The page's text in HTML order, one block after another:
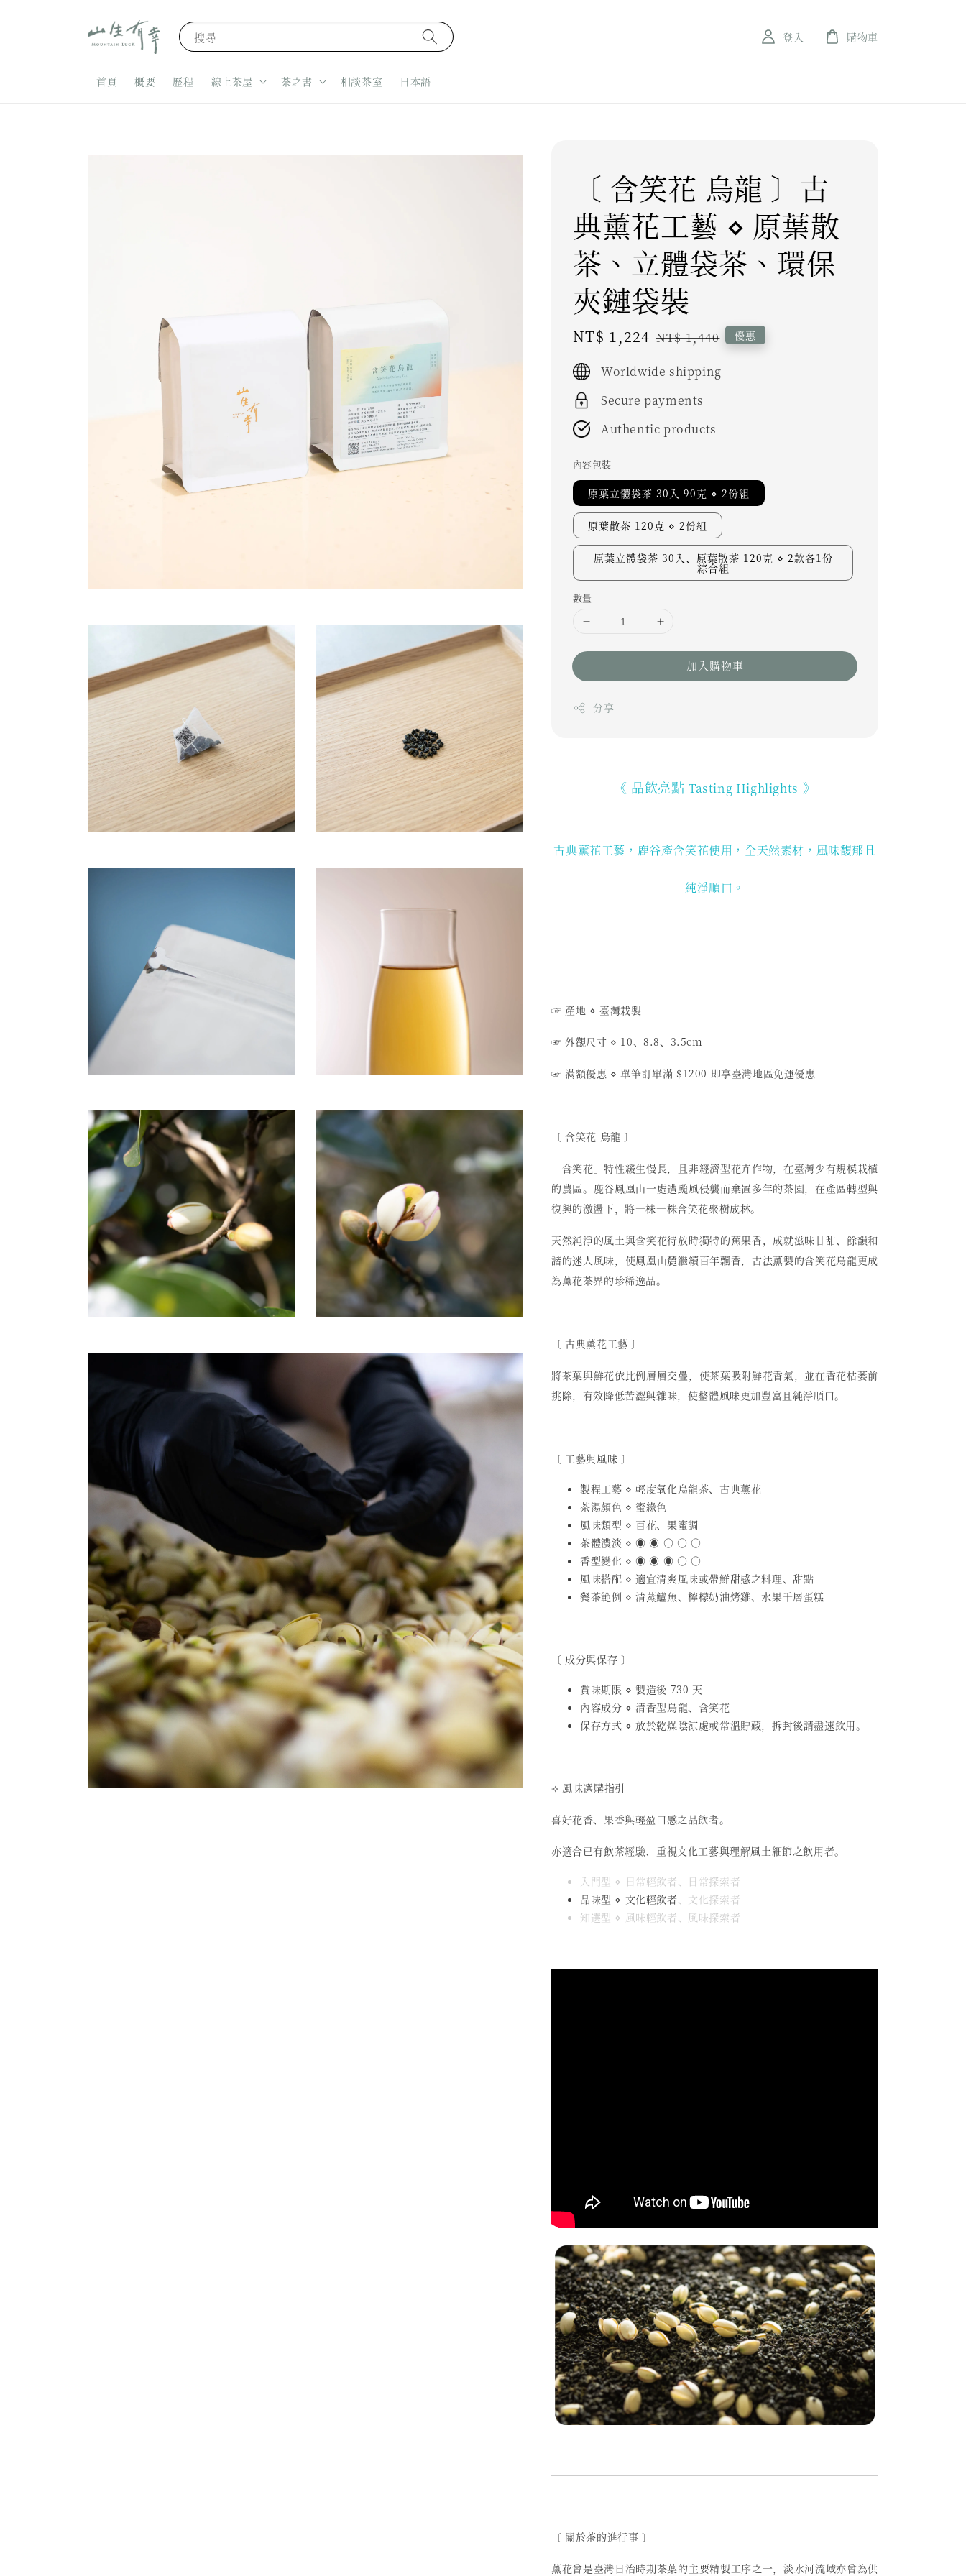
搜尋
首頁 概要 歷程 線上茶屋 茶之書 相談茶室 日本語
登入 購物車
〔 含笑花 烏龍 〕古
典薰花工藝 ⋄ 原葉散
茶、立體袋茶、環保
夾鏈袋裝
Sale
price
NT$ 1,224 Regular
NT$ 1,440 優惠
Worldwide shipping
Secure payments
Authentic products
內容包裝
原葉立體袋茶 30入 90克 ⋄ 2份組
原葉散茶 120克 ⋄ 2份組
原葉立體袋茶 30入、原葉散茶 120克 ⋄ 2款各1份
綜合組
數量
加入購物車
分享
《 品飲亮點Tasting Highlights 》
古典薰花工藝，鹿谷產含笑花使用 ，全天然素材，風味馥郁且
純淨順口。
☞ 產地 ⋄ 臺灣栽製
☞ 外觀尺寸 ⋄ 10、8.8、3.5cm
☞ 滿額優惠 ⋄ 單筆訂單滿 $1200 即享臺灣地區免運優惠
〔 含笑花 烏龍 〕
「含笑花」特性緩生慢長，且非經濟型花卉作物，在臺灣少有規模栽植
的農區。鹿谷鳳凰山一處遭颱風侵襲而棄置多年的茶園，在產區轉型與
復興的激盪下，將一株一株含笑花聚樹成林。
天然純淨的風土與含笑花待放時獨特的蕉果香，成就滋味甘甜、餘韻和
諧的迷人風味，使鳳凰山麓繼續百年飄香，古法薰製的含笑花烏龍更成
為薰花茶界的珍稀逸品。
〔 古典薰花工藝〕
將茶葉與鮮花依比例層層交疊，使茶葉吸附鮮花香氣，並在香花枯萎前
挑除，有效降低苦澀與雜味，使整體風味更加豐富且純淨順口。
〔 工藝與風味 〕
製程工藝 ⋄ 輕度氧化烏龍茶、古典薰花
茶湯顏色 ⋄ 蜜綠色
風味類型 ⋄ 百花、果蜜調
茶體濃淡 ⋄ ◉ ◉ ○ ○ ○
香型變化 ⋄ ◉ ◉ ◉ ○ ○
風味搭配 ⋄ 適宜清爽風味或帶鮮甜感之料理、甜點
餐茶範例 ⋄ 清蒸鱸魚、檸檬奶油烤雞、水果千層蛋糕
〔 成分與保存 〕
賞味期限 ⋄ 製造後 730 天
內容成分 ⋄ 清香型烏龍、含笑花
保存方式 ⋄ 放於乾燥陰涼處或常溫貯藏，拆封後請盡速飲用。
⟢ 風味選購指引
喜好花香、果香與輕盈口感之品飲者。
亦適合已有飲茶經驗、重視文化工藝與理解風土細節之飲用者。
入門型 ⋄ 日常輕飲者、日常探索者
品味型 ⋄ 文化輕飲者、文化探索者
知選型 ⋄ 風味輕飲者、風味探索者
〔 關於茶的進行事 〕
薰花曾是臺灣日治時期茶葉的主要精製工序之一， 淡水河流域亦曾為供